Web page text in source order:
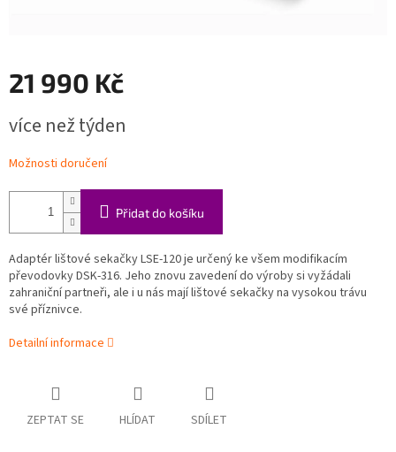
21 990 Kč
cena:
více než týden
Možnosti doručení
Přidat do košíku
Adaptér lištové sekačky LSE-120 je určený ke všem modifikacím
převodovky DSK-316. Jeho znovu zavedení do výroby si vyžádali
zahraniční partneři, ale i u nás mají lištové sekačky na vysokou trávu
své příznivce.
Detailní informace
ZEPTAT SE HLÍDAT SDÍLET